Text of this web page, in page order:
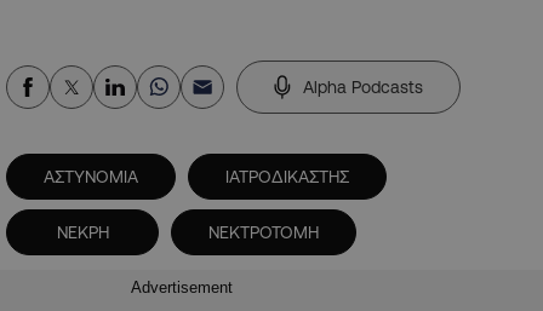
Alpha Podcasts
ΑΣΤΥΝΟΜΙΑ ΙΑΤΡΟΔΙΚΑΣΤΗΣ
ΝΕΚΡΗ ΝΕΚΤΡΟΤΟΜΗ
Advertisement